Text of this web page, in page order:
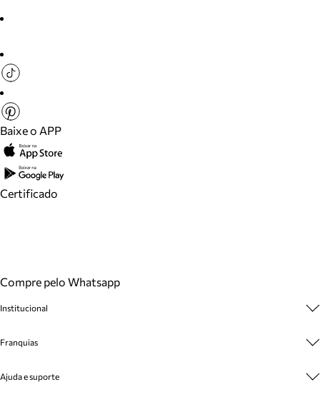
Baixe o APP
Certificado
Compre pelo Whatsapp
Institucional
Cashback
Venda Corporativa
Franquias
Plano de Negócio
Ajuda e suporte